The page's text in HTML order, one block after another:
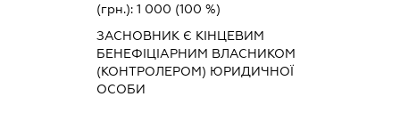
(грн.):1 000 (100 %)
ЗАСНОВНИК Є КІНЦЕВИМ
БЕНЕФІЦІАРНИМ ВЛАСНИКОМ
(КОНТРОЛЕРОМ) ЮРИДИЧНОЇ
ОСОБИ